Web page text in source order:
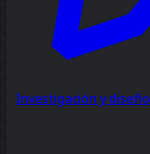
Investigación y diseño